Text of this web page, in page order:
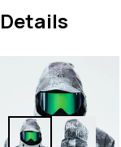
Details